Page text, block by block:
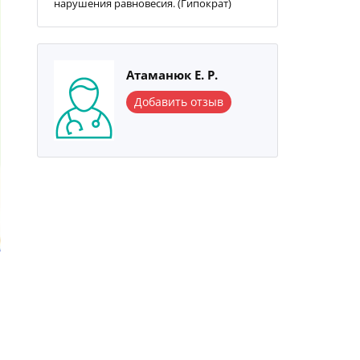
нарушения равновесия. (Гипократ)
Атаманюк Е. Р.
Добавить отзыв